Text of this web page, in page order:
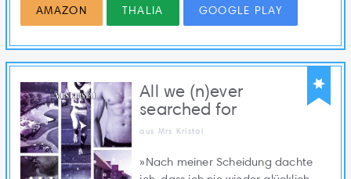
AMAZON THALIA GOOGLE PLAY
All we (n)ever
searched for
aus Mrs Kristal
»Nach meiner Scheidung dachte